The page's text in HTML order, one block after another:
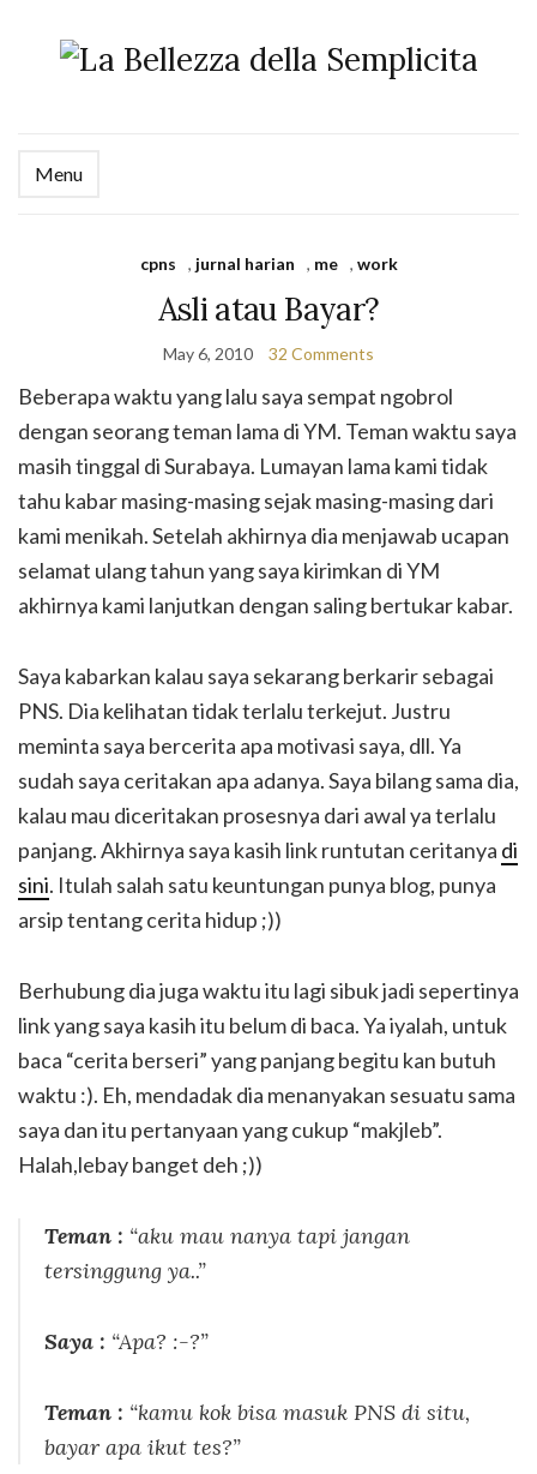
Menu
cpns , jurnal harian , me , work
Asli atau Bayar?
May 6, 2010 32 Comments
Beberapa waktu yang lalu saya sempat ngobrol
dengan seorang teman lama di YM. Teman waktu saya
masih tinggal di Surabaya. Lumayan lama kami tidak
tahu kabar masing-masing sejak masing-masing dari
kami menikah. Setelah akhirnya dia menjawab ucapan
selamat ulang tahun yang saya kirimkan di YM
akhirnya kami lanjutkan dengan saling bertukar kabar.
Saya kabarkan kalau saya sekarang berkarir sebagai
PNS. Dia kelihatan tidak terlalu terkejut. Justru
meminta saya bercerita apa motivasi saya, dll. Ya
sudah saya ceritakan apa adanya. Saya bilang sama dia,
kalau mau diceritakan prosesnya dari awal ya terlalu
panjang. Akhirnya saya kasih link runtutan ceritanya di
sini. Itulah salah satu keuntungan punya blog, punya
arsip tentang cerita hidup ;))
Berhubung dia juga waktu itu lagi sibuk jadi sepertinya
link yang saya kasih itu belum di baca. Ya iyalah, untuk
baca “cerita berseri” yang panjang begitu kan butuh
waktu :). Eh, mendadak dia menanyakan sesuatu sama
saya dan itu pertanyaan yang cukup “makjleb”.
Halah,lebay banget deh ;))
Teman : “aku mau nanya tapi jangan
tersinggung ya..”
Saya : “Apa? :-?”
Teman : “kamu kok bisa masuk PNS di situ,
bayar apa ikut tes?”